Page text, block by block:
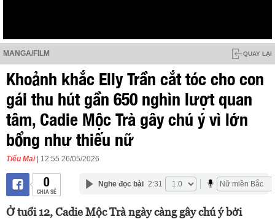
MANGA/FILM QUAY LẠI
Khoảnh khắc Elly Trần cắt tóc cho con
gái thu hút gần 650 nghìn lượt quan
tâm, Cadie Mộc Trà gây chú ý vì lớn
bổng như thiếu nữ
Tiểu Mai | 12:55 26/05/2026
0
CHIA SẺ
Nghe đọc bài 2:31
Ở tuổi 12, Cadie Mộc Trà ngày càng gây chú ý bởi